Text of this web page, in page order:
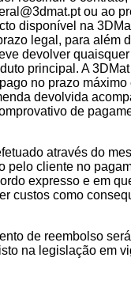
ou ao
disponível na
legal, para além
devolver
principal. A
no prazo
devolvida
de
através do
pelo cliente no
expresso e em
custos como
de reembolso
na legislação em